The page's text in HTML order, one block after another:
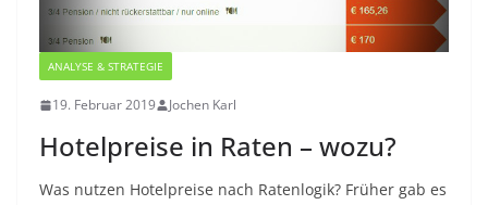
ANALYSE & STRATEGIE
19. Februar 2019 Jochen Karl
Hotelpreise in Raten – wozu?
Was nutzen Hotelpreise nach Ratenlogik? Früher gab es